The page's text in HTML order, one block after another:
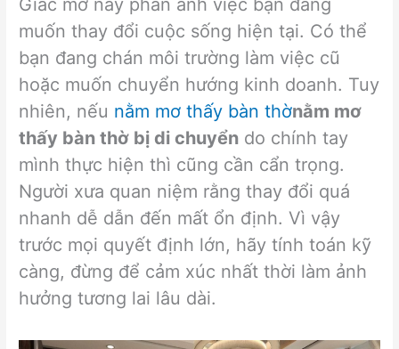
Giấc mơ này phản ánh việc bạn đang
muốn thay đổi cuộc sống hiện tại. Có thể
bạn đang chán môi trường làm việc cũ
hoặc muốn chuyển hướng kinh doanh. Tuy
nhiên, nếu nằm mơ thấy bàn thờnằm mơ
thấy bàn thờ bị di chuyển do chính tay
mình thực hiện thì cũng cần cẩn trọng.
Người xưa quan niệm rằng thay đổi quá
nhanh dễ dẫn đến mất ổn định. Vì vậy
trước mọi quyết định lớn, hãy tính toán kỹ
càng, đừng để cảm xúc nhất thời làm ảnh
hưởng tương lai lâu dài.